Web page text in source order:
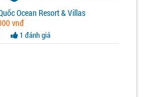
Ocean Resort & Villas
vnđ
1 đánh giá